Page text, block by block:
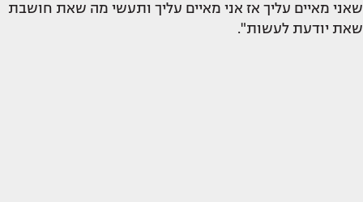
שאני מאיים עליך אז אני מאיים עליך ותעשי מה שאת חושבת
שאת יודעת לעשות".